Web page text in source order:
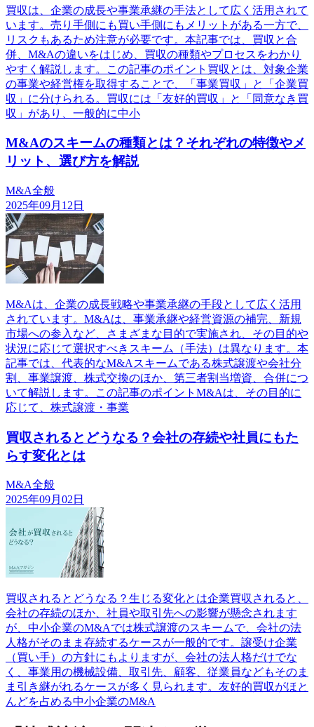
買収は、企業の成長や事業承継の手法として広く活用されて
います。売り手側にも買い手側にもメリットがある一方で、
リスクもあるため注意が必要です。本記事では、買収と合
併、M&Aの違いをはじめ、買収の種類やプロセスをわかり
やすく解説します。この記事のポイント買収とは、対象企業
の事業や経営権を取得することで、「事業買収」と「企業買
収」に分けられる。買収には「友好的買収」と「同意なき買
収」があり、一般的に中小
M&Aのスキームの種類とは？それぞれの特徴やメ
リット、選び方を解説
M&A全般
2025年09月12日
M&Aは、企業の成長戦略や事業承継の手段として広く活用
されています。M&Aは、事業承継や経営資源の補完、新規
市場への参入など、さまざまな目的で実施され、その目的や
状況に応じて選択すべきスキーム（手法）は異なります。本
記事では、代表的なM&Aスキームである株式譲渡や会社分
割、事業譲渡、株式交換のほか、第三者割当増資、合併につ
いて解説します。この記事のポイントM&Aは、その目的に
応じて、株式譲渡・事業
買収されるとどうなる？会社の存続や社員にもた
らす変化とは
M&A全般
2025年09月02日
買収されるとどうなる？生じる変化とは企業買収されると、
会社の存続のほか、社員や取引先への影響が懸念されます
が、中小企業のM&Aでは株式譲渡のスキームで、会社の法
人格がそのまま存続するケースが一般的です。譲受け企業
（買い手）の方針にもよりますが、会社の法人格だけでな
く、事業用の機械設備、取引先、顧客、従業員などもそのま
ま引き継がれるケースが多く見られます。友好的買収がほと
んどを占める中小企業のM&A